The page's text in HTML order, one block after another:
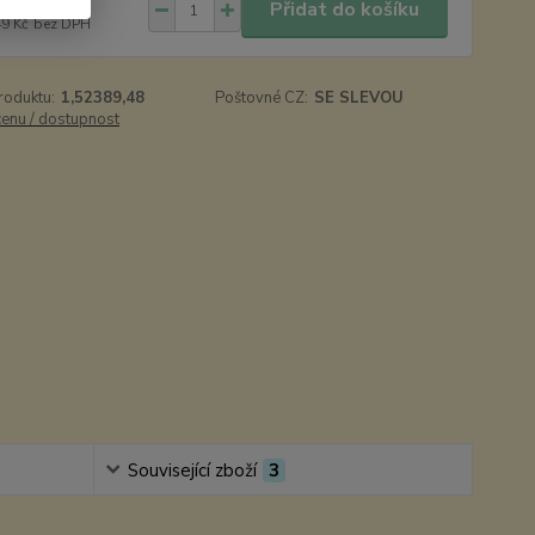
Kč bez DPH
Přidat do košíku
1,52389,48 Poštovné CZ: SE SLEVOU
/ dostupnost
Související zboží 3